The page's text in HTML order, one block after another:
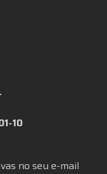
10
no seu e-mail